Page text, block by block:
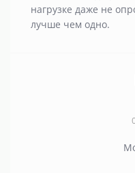
нагрузке даже не
лучше чем одно.